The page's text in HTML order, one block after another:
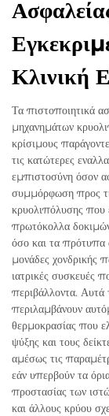
Κλινική
Τα πιστοποιητικά
μηχανημάτων
κρίσιμους
τις κατώτερες
εμπιστοσύνη όσον
συμμόρφωση προς
κρυολιπόλυσης που
πρωτόκολλα
όσο και τα πρότυπα
μονάδες χονδρικής
ιατρικές συσκευές
περιβάλλοντα. Αυτά
περιλαμβάνουν
θερμοκρασίας που
ψύξης και τους
αμέσως τις
εάν υπερβούν τα
προστασίας των
και άλλους κρύου